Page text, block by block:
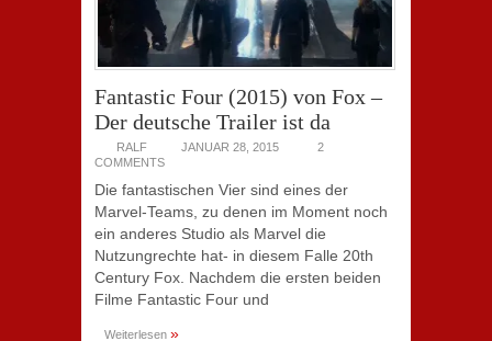
Fantastic Four (2015) von Fox –
Der deutsche Trailer ist da
RALF JANUAR 28, 2015
2
COMMENTS
Die fantastischen Vier sind eines der
Marvel-Teams, zu denen im Moment noch
ein anderes Studio als Marvel die
Nutzungrechte hat- in diesem Falle 20th
Century Fox. Nachdem die ersten beiden
Filme Fantastic Four und
Weiterlesen »